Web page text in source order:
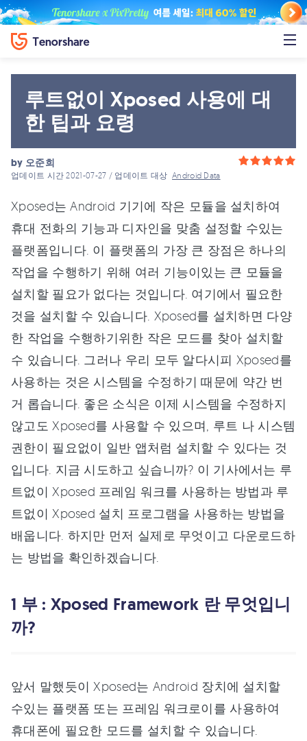
루트없이 Xposed 사용에 대
한 팁과 요령
by 오준희
업데이트 시간 2021-07-27 / 업데이트 대상Android Data
Xposed는 Android 기기에 작은 모듈을 설치하여
휴대 전화의 기능과 디자인을 맞춤 설정할 수있는
플랫폼입니다. 이 플랫폼의 가장 큰 장점은 하나의
작업을 수행하기 위해 여러 기능이있는 큰 모듈을
설치할 필요가 없다는 것입니다. 여기에서 필요한
것을 설치할 수 있습니다. Xposed를 설치하면 다양
한 작업을 수행하기위한 작은 모드를 찾아 설치할
수 있습니다. 그러나 우리 모두 알다시피 Xposed를
사용하는 것은 시스템을 수정하기 때문에 약간 번
거 롭습니다. 좋은 소식은 이제 시스템을 수정하지
않고도 Xposed를 사용할 수 있으며, 루트 나 시스템
권한이 필요없이 일반 앱처럼 설치할 수 있다는 것
입니다. 지금 시도하고 싶습니까? 이 기사에서는 루
트없이 Xposed 프레임 워크를 사용하는 방법과 루
트없이 Xposed 설치 프로그램을 사용하는 방법을
배웁니다. 하지만 먼저 실제로 무엇이고 다운로드하
는 방법을 확인하겠습니다.
1 부 : Xposed Framework 란 무엇입니
까?
앞서 말했듯이 Xposed는 Android 장치에 설치할
수있는 플랫폼 또는 프레임 워크로이를 사용하여
휴대폰에 필요한 모드를 설치할 수 있습니다.